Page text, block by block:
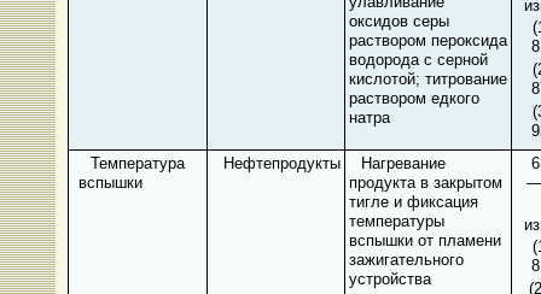
оксидов серы
раствором пероксида
водорода с серной
кислотой; титрование
раствором едкого
натра
Температура
вспышки
Нефтепродукты
Нагревание
продукта в закрытом
тигле и фиксация
температуры
вспышки от пламени
зажигательного
устройства